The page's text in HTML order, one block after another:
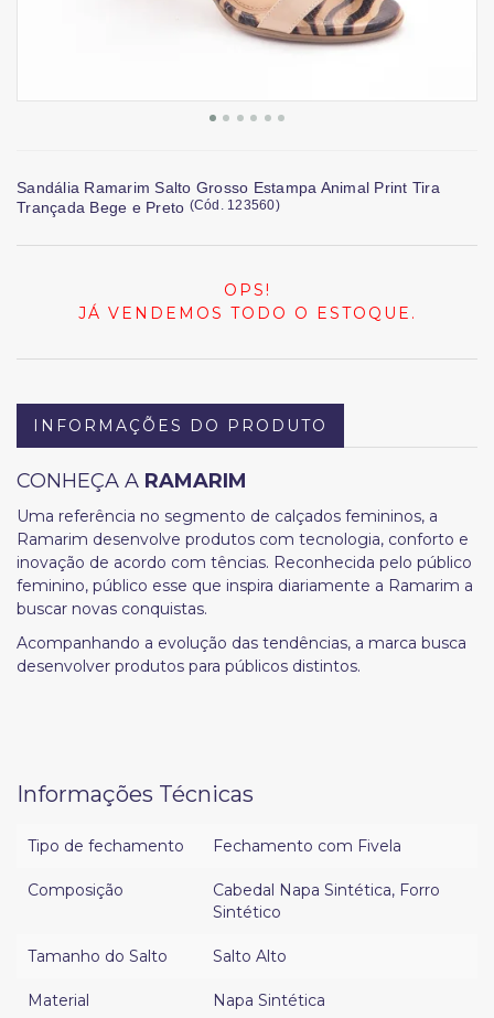
Sandália Ramarim Salto Grosso Estampa Animal Print Tira
Trançada Bege e Preto (Cód. 123560)
OPS!
JÁ VENDEMOS TODO O ESTOQUE.
INFORMAÇÕES DO PRODUTO
CONHEÇA A RAMARIM
Uma referência no segmento de calçados femininos, a
Ramarim desenvolve produtos com tecnologia, conforto e
inovação de acordo com tências. Reconhecida pelo público
feminino, público esse que inspira diariamente a Ramarim a
buscar novas conquistas.
Acompanhando a evolução das tendências, a marca busca
desenvolver produtos para públicos distintos.
Informações Técnicas
Tipo de fechamento Fechamento com Fivela
Composição Cabedal Napa Sintética, Forro
Sintético
Tamanho do Salto Salto Alto
Material Napa Sintética